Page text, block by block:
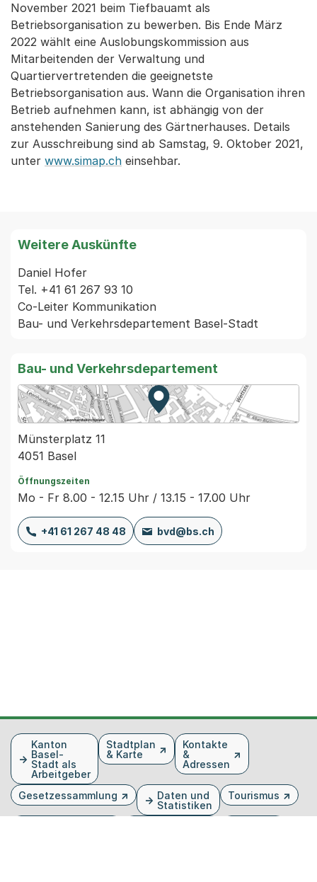
November 2021 beim Tiefbauamt als
Betriebsorganisation zu bewerben. Bis Ende März
2022 wählt eine Auslobungskommission aus
Mitarbeitenden der Verwaltung und
Quartiervertretenden die geeignetste
Betriebsorganisation aus. Wann die Organisation ihren
Betrieb aufnehmen kann, ist abhängig von der
anstehenden Sanierung des Gärtnerhauses. Details
zur Ausschreibung sind ab Samstag, 9. Oktober 2021,
unter www.simap.ch einsehbar.
Weitere Auskünfte
Daniel Hofer
Tel. +41 61 267 93 10
Co-Leiter Kommunikation
Bau- und Verkehrsdepartement
Zur Karte von MapBS.
Externer Link, wird in einem
Münsterplatz 11
4051 Basel
Öffnungszeiten
Mo - Fr 8.00 - 12.15 Uhr / 13.15 - 17.00 Uhr
+41 61 267 48 48 bvd@bs.ch
FusszeileKanton
Basel-
Stadt als
Arbeitgeber
Stadtplan
& Karte
Kontakte
&
Adressen
Gesetzessammlung
Daten und
Statistiken
Tourismus